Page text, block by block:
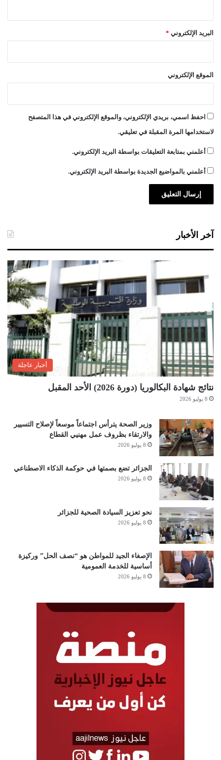
البريد الإلكتروني *
الموقع الإلكتروني
احفظ اسمي، بريدي الإلكتروني، والموقع الإلكتروني في هذا المتصفح
لاستخدامها المرة المقبلة في تعليقي.
أعلمني بمتابعة التعليقات بواسطة البريد الإلكتروني.
أعلمني بالمواضيع الجديدة بواسطة البريد الإلكتروني.
آخر الأخبار
أخبار عاجلة
نتائج شهادة البكالوريا (دورة 2026) الأحد المقبل
8 يوليو 2026
وزير الصحة يترأس اجتماعاً موسعاً لإصلاح التسيير
والارتقاء بظروف عمل مهنيي القطاع
8 يوليو 2026
الجزائر تضع بصمتها في حوكمة الذكاء الاصطناعي
8 يوليو 2026
نحو تعزيز السيادة الصحية للجزائر
8 يوليو 2026
الإصغاء الجيد للمواطن هو “نصف الحل” وركيزة
أساسية للخدمة العمومية
8 يوليو 2026